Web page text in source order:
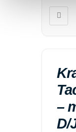
–
D/